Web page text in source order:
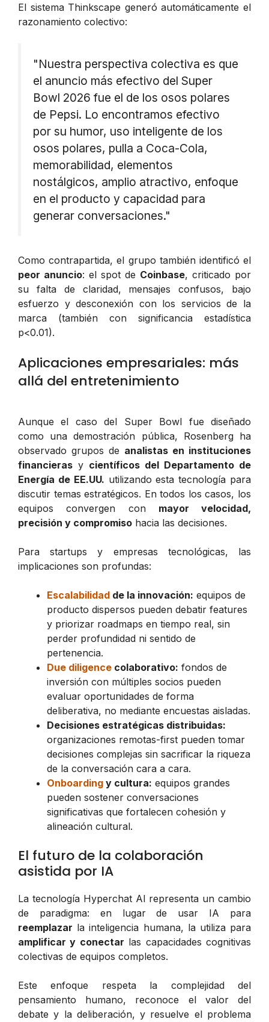
El sistema Thinkscape generó automáticamente el
razonamiento colectivo:
"Nuestra perspectiva colectiva es que
el anuncio más efectivo del Super
Bowl 2026 fue el de los osos polares
de Pepsi. Lo encontramos efectivo
por su humor, uso inteligente de los
osos polares, pulla a Coca-Cola,
memorabilidad, elementos
nostálgicos, amplio atractivo, enfoque
en el producto y capacidad para
generar conversaciones."
Como contrapartida, el grupo también identificó el
peor anuncio: el spot de Coinbase, criticado por
su falta de claridad, mensajes confusos, bajo
esfuerzo y desconexión con los servicios de la
marca (también con significancia estadística
p<0.01).
Aplicaciones empresariales: más
allá del entretenimiento
Aunque el caso del Super Bowl fue diseñado
como una demostración pública, Rosenberg ha
observado grupos de analistas en instituciones
financieras y científicos del Departamento de
Energía de EE.UU. utilizando esta tecnología para
discutir temas estratégicos. En todos los casos, los
equipos convergen con mayor velocidad,
precisión y compromiso hacia las decisiones.
Para startups y empresas tecnológicas, las
implicaciones son profundas:
Escalabilidad de la innovación: equipos de
producto dispersos pueden debatir features
y priorizar roadmaps en tiempo real, sin
perder profundidad ni sentido de
pertenencia.
Due diligence colaborativo: fondos de
inversión con múltiples socios pueden
evaluar oportunidades de forma
deliberativa, no mediante encuestas aisladas.
Decisiones estratégicas distribuidas:
organizaciones remotas-first pueden tomar
decisiones complejas sin sacrificar la riqueza
de la conversación cara a cara.
Onboarding y cultura: equipos grandes
pueden sostener conversaciones
significativas que fortalecen cohesión y
alineación cultural.
El futuro de la colaboración
asistida por IA
La tecnología Hyperchat AI representa un cambio
de paradigma: en lugar de usar IA para
reemplazar la inteligencia humana, la utiliza para
amplificar y conectar las capacidades cognitivas
colectivas de equipos completos.
Este enfoque respeta la complejidad del
pensamiento humano, reconoce el valor del
debate y la deliberación, y resuelve el problema